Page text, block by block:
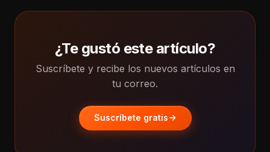
¿Te gustó este artículo?
Suscríbete y recibe los nuevos artículos en
tu correo.
Suscríbete gratis